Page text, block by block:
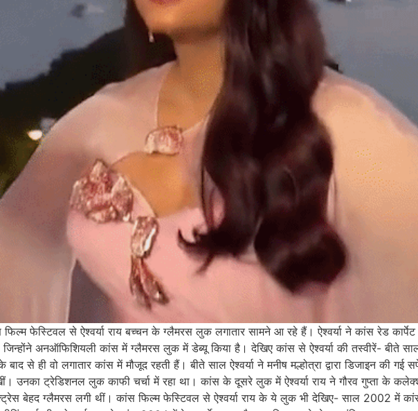
फेस्टिवल से ऐश्वर्या राय बच्चन के ग्लैमरस लुक लगातार सामने आ रहे हैं। ऐश्वर्या ने कांस रेड
जिन्होंने अनऑफिशियली कांस में ग्लैमरस लुक में डेब्यू किया है। देखिए कांस से ऐश्वर्या की तस्वीरें- बीते
से ही वो लगातार कांस में मौजूद रहती हैं। बीते साल ऐश्वर्या ने मनीष मल्होत्रा द्वारा डिजाइन की
उनका ट्रेडिशनल लुक काफी चर्चा में रहा था। कांस के दूसरे लुक में ऐश्वर्या राय ने गौरव गुप्ता के
बेहद ग्लैमरस लगी थीं। कांस फिल्म फेस्टिवल से ऐश्वर्या राय के ये लुक भी देखिए- साल 2002 में